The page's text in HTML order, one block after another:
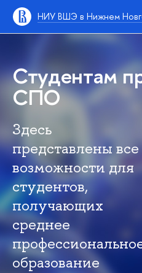
НИУ ВШЭ в Нижнем
Студентам
СПО
Здесь
представлены все
озможности для
студентов,
получающих
среднее
образование